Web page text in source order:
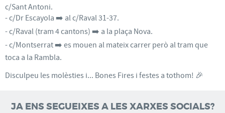
c/Sant Antoni.
- c/Dr Escayola ➡️ al c/Raval 31-37.
- c/Raval (tram 4 cantons) ➡️ a la plaça Nova.
- c/Montserrat ➡️ es mouen al mateix carrer però al tram que
toca a la Rambla.
Disculpeu les molèsties i... Bones Fires i festes a tothom! 🎉
JA ENS SEGUEIXES A LES XARXES SOCIALS?